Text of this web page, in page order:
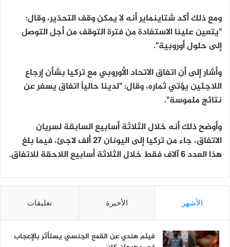
ومع ذلك أكد شتاينماير أنه لا يمكن وقف التحذير، وقال:
"يتعين علينا الاستفادة من فترة التوقف من أجل التوصل
إلى حلول أوروبية".
وأشار إلى أن اتفاق الاتحاد الأوروبي مع تركيا بشأن إرجاع
اللاجئين يؤتي ثماره، وقال: "لدينا حالياً اتفاق يسفر عن
نتائج ملموسة".
وأوضح ذلك أنه خلال الثلاثة أسابيع السابقة لسريان
الاتفاق، جاء من تركيا إلى اليونان 27 ألف لاجئ، فيما بلغ
هذا العدد 6 آلاف فقط خلال الثلاثة أسابيع اللاحقة للاتفاق.
الأشهر الأخيرة تعليقات
فيلم هندي عن القمع الجنسي يستأثر بالإعجاب